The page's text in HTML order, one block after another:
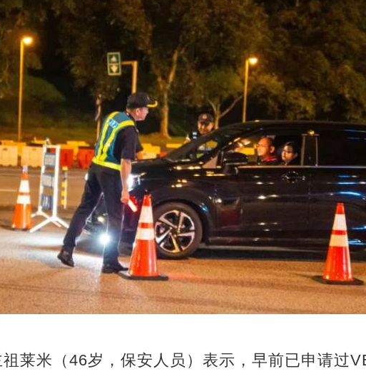
莱米（46岁，保安人员）表示，早前已申请过